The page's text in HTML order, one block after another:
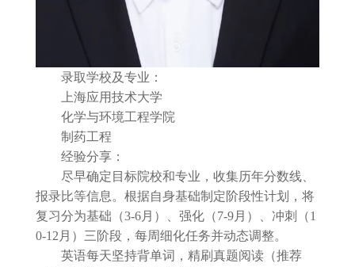
录取学校及专业：
上海应用技术大学
化学与环境工程学院
制药工程
经验分享：
尽早确定目标院校和专业，收集历年分数线、
报录比等信息。根据自身基础制定阶段性计划，将
复习分为基础（3-6月）、强化（7-9月）、冲刺（1
0-12月）三阶段，每周细化任务并动态调整。
英语每天坚持背单词，精刷真题阅读（推荐